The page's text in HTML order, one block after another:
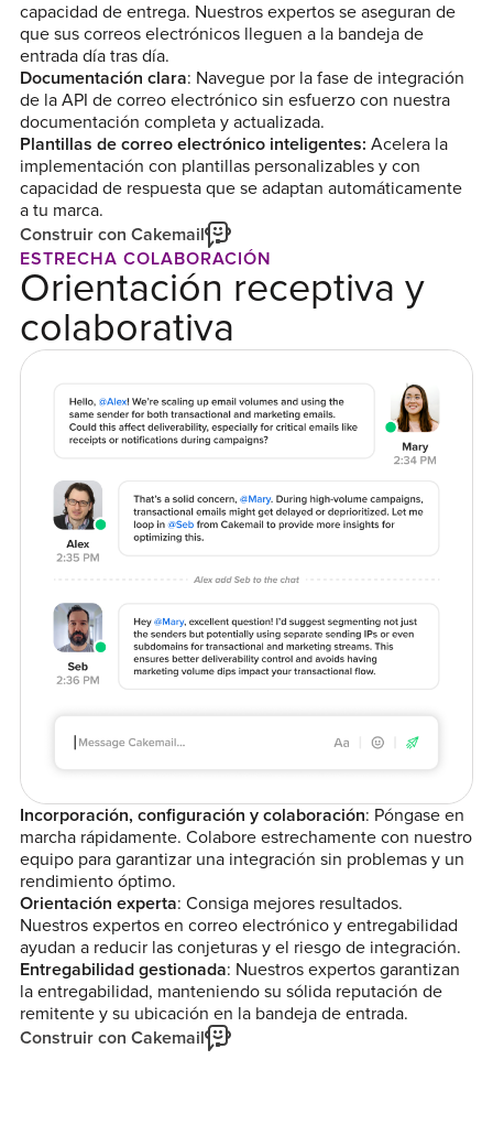
capacidad de entrega. Nuestros expertos se aseguran de
que sus correos electrónicos lleguen a la bandeja de
entrada día tras día.
Documentación clara: Navegue por la fase de integración
de la API de correo electrónico sin esfuerzo con nuestra
documentación completa y actualizada.
Plantillas de correo electrónico inteligentes: Acelera la
implementación con plantillas personalizables y con
capacidad de respuesta que se adaptan automáticamente
a tu marca.
Construir con Cakemail
ESTRECHA COLABORACIÓN
Orientación receptiva y
colaborativa
Incorporación, configuración y colaboración: Póngase en
marcha rápidamente. Colabore estrechamente con nuestro
equipo para garantizar una integración sin problemas y un
rendimiento óptimo.
Orientación experta: Consiga mejores resultados.
Nuestros expertos en correo electrónico y entregabilidad
ayudan a reducir las conjeturas y el riesgo de integración.
Entregabilidad gestionada: Nuestros expertos garantizan
la entregabilidad, manteniendo su sólida reputación de
remitente y su ubicación en la bandeja de entrada.
Construir con Cakemail